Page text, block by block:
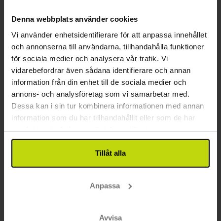
Denna webbplats använder cookies
Vi använder enhetsidentifierare för att anpassa innehållet
och annonserna till användarna, tillhandahålla funktioner
för sociala medier och analysera vår trafik. Vi
vidarebefordrar även sådana identifierare och annan
information från din enhet till de sociala medier och
annons- och analysföretag som vi samarbetar med.
Dessa kan i sin tur kombinera informationen med annan
information som du har tillhandahållit eller som de har
Tillåt alla
Anpassa
Avvisa
2x kaffe att ta med
∞ Gratis parkering
Se allt som ingår
FÅ KVAR
aug pp 2199:-
Totalt 4398:-
FÅ KVAR
sep pp2269:-
Totalt 4538:-
FÅ KVAR
okt
Se mer
BRA PRIS!